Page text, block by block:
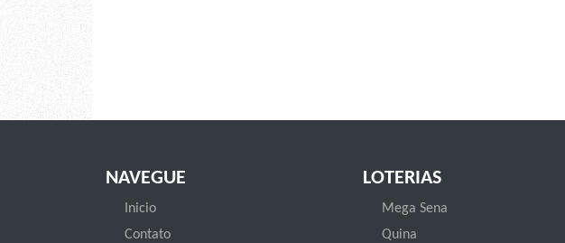
NAVEGUE
Inicio
Contato
LOTERIAS
Mega Sena
Quina